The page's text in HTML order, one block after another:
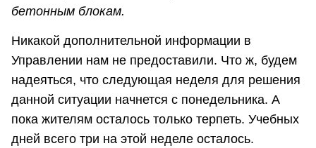
бетонным блокам.
Никакой дополнительной информации в
Управлении нам не предоставили. Что ж, будем
надеяться, что следующая неделя для решения
данной ситуации начнется с понедельника. А
пока жителям осталось только терпеть. Учебных
дней всего три на этой неделе осталось.